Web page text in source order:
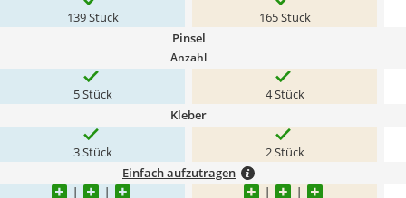
139 Stück 165 Stück
Pinsel
Anzahl
5 Stück 4 Stück
Kleber
3 Stück 2 Stück
Einfach aufzutragen